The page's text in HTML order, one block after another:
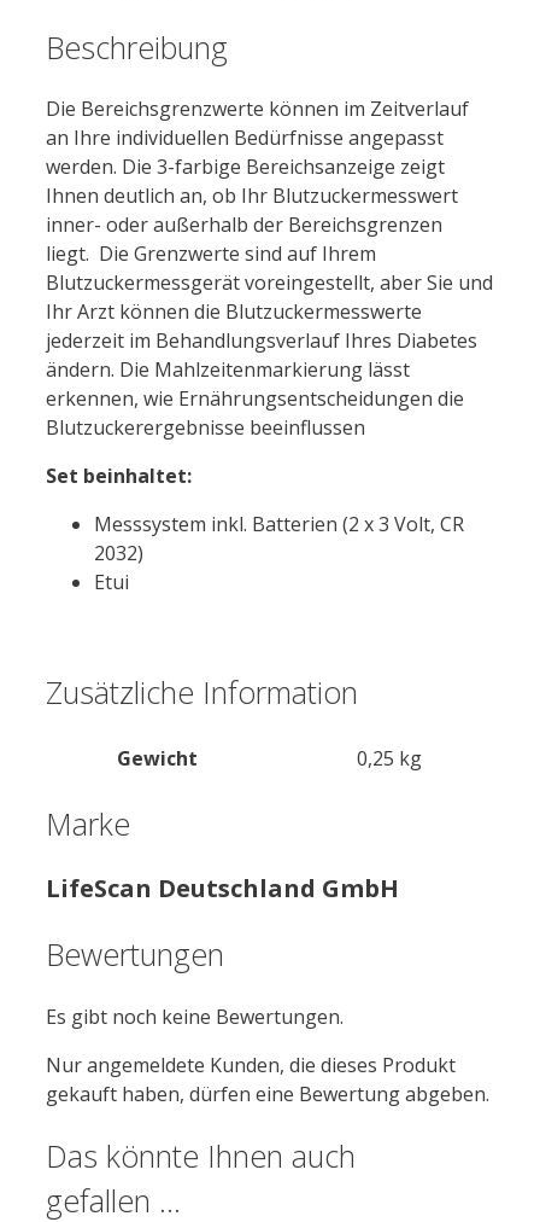
Beschreibung
Die Bereichsgrenzwerte können im Zeitverlauf
an Ihre individuellen Bedürfnisse angepasst
werden. Die 3-farbige Bereichsanzeige zeigt
Ihnen deutlich an, ob Ihr Blutzuckermesswert
inner- oder außerhalb der Bereichsgrenzen
liegt. Die Grenzwerte sind auf Ihrem
Blutzuckermessgerät voreingestellt, aber Sie und
Ihr Arzt können die Blutzuckermesswerte
jederzeit im Behandlungsverlauf Ihres Diabetes
ändern. Die Mahlzeitenmarkierung lässt
erkennen, wie Ernährungsentscheidungen die
Blutzuckerergebnisse beeinflussen
Set beinhaltet:
Messsystem inkl. Batterien (2 x 3 Volt, CR
2032)
Etui
Zusätzliche Information
Gewicht 0,25 kg
Marke
LifeScan Deutschland GmbH
Bewertungen
Es gibt noch keine Bewertungen.
Nur angemeldete Kunden, die dieses Produkt
gekauft haben, dürfen eine Bewertung abgeben.
Das könnte Ihnen auch
gefallen …